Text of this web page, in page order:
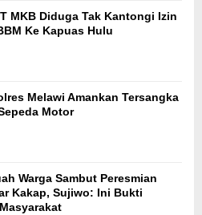
MKB Diduga Tak Kantongi Izin
Ke Kapuas Hulu
Melawi Amankan Tersangka
Motor
Warga Sambut Peresmian
Kakap, Sujiwo: Ini Bukti